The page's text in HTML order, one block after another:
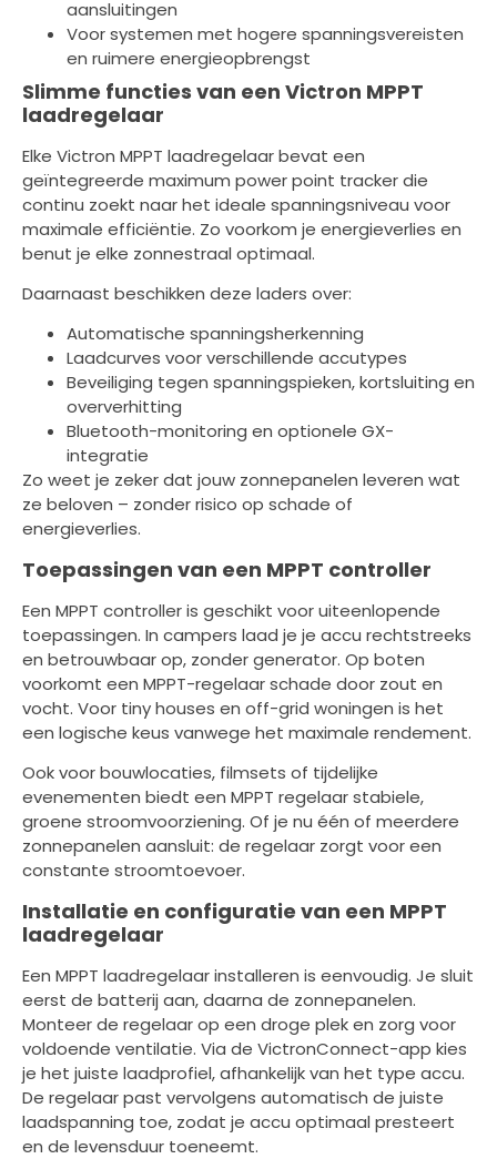
aansluitingen
Voor systemen met hogere spanningsvereisten
en ruimere energieopbrengst
Slimme functies van een Victron MPPT
laadregelaar
Elke Victron MPPT laadregelaar bevat een
geïntegreerde maximum power point tracker die
continu zoekt naar het ideale spanningsniveau voor
maximale efficiëntie. Zo voorkom je energieverlies en
benut je elke zonnestraal optimaal.
Daarnaast beschikken deze laders over:
Automatische spanningsherkenning
Laadcurves voor verschillende accutypes
Beveiliging tegen spanningspieken, kortsluiting en
oververhitting
Bluetooth-monitoring en optionele GX-
integratie
Zo weet je zeker dat jouw zonnepanelen leveren wat
ze beloven – zonder risico op schade of
energieverlies.
Toepassingen van een MPPT controller
Een MPPT controller is geschikt voor uiteenlopende
toepassingen. In campers laad je je accu rechtstreeks
en betrouwbaar op, zonder generator. Op boten
voorkomt een MPPT-regelaar schade door zout en
vocht. Voor tiny houses en off-grid woningen is het
een logische keus vanwege het maximale rendement.
Ook voor bouwlocaties, filmsets of tijdelijke
evenementen biedt een MPPT regelaar stabiele,
groene stroomvoorziening. Of je nu één of meerdere
zonnepanelen aansluit: de regelaar zorgt voor een
constante stroomtoevoer.
Installatie en configuratie van een MPPT
laadregelaar
Een MPPT laadregelaar installeren is eenvoudig. Je sluit
eerst de batterij aan, daarna de zonnepanelen.
Monteer de regelaar op een droge plek en zorg voor
voldoende ventilatie. Via de VictronConnect-app kies
je het juiste laadprofiel, afhankelijk van het type accu.
De regelaar past vervolgens automatisch de juiste
laadspanning toe, zodat je accu optimaal presteert
en de levensduur toeneemt.